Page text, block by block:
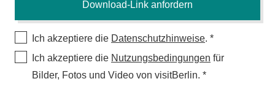
Ich akzeptiere die Datenschutzhinweise.
Ich akzeptiere die Nutzungsbedingungen für
Bilder, Fotos und Video von visitBerlin.